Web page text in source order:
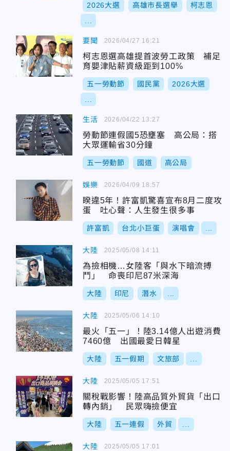
2026大選 高雄市長選舉 柯志恩
要聞
柯志恩選高雄提首波勞工政策 補足
育嬰津貼薪資級距到100%
五一勞動節 國民黨 2026大選
2026/04/27 16:21
生活
勞動節連假國5恐壅塞 高公局：搭
大眾運輸省30分鐘
五一勞動節 國道 高公局
2026/04/22 13:27
娛樂
睽違5年！許富凱驚喜宣布8月二度攻
蛋 吐心聲：人生發生很多事
許富凱 台北小巨蛋 演唱會
2026/04/09 18:57
大陸
為撿相機…女陸客「與水下暗流搏
鬥」 命喪印尼87米深海
大陸 印尼 潛水
2025/05/08 14:11
大陸
最火「五一」！陸3.14億人出遊消費
7460億 出國最愛日韓星
大陸 五一假期 文旅部
2025/05/06 14:10
大陸
關稅戰影響！陸高品質外貿貨「出口
轉內銷」 民眾嗨撿便宜
大陸 五一連假 外貿
2025/05/05 17:51
大陸 2025/05/05 17:01